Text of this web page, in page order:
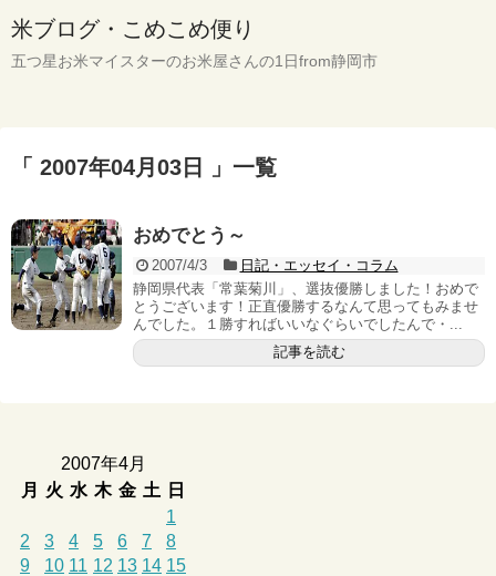
米ブログ・こめこめ便り
五つ星お米マイスターのお米屋さんの1日from静岡市
「 2007年04月03日 」一覧
おめでとう～
2007/4/3
日記・エッセイ・コラム
静岡県代表「常葉菊川」、選抜優勝しました！おめで
とうございます！正直優勝するなんて思ってもみませ
んでした。１勝すればいいなぐらいでしたんで・...
記事を読む
2007年4月
月
火 水 木 金 土
日
1
2
3 4 5 6 7
8
9
10 11 12 13 14 15